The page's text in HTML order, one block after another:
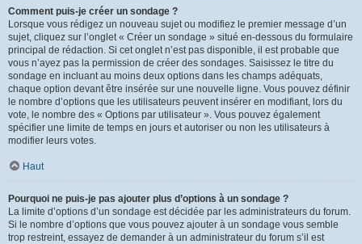
Comment puis-je créer un sondage ?
Lorsque vous rédigez un nouveau sujet ou modifiez le premier message d’un
sujet, cliquez sur l’onglet « Créer un sondage » situé en-dessous du formulaire
principal de rédaction. Si cet onglet n’est pas disponible, il est probable que
vous n’ayez pas la permission de créer des sondages. Saisissez le titre du
sondage en incluant au moins deux options dans les champs adéquats,
chaque option devant être insérée sur une nouvelle ligne. Vous pouvez définir
le nombre d’options que les utilisateurs peuvent insérer en modifiant, lors du
vote, le nombre des « Options par utilisateur ». Vous pouvez également
spécifier une limite de temps en jours et autoriser ou non les utilisateurs à
modifier leurs votes.
Haut
Pourquoi ne puis-je pas ajouter plus d’options à un sondage ?
La limite d’options d’un sondage est décidée par les administrateurs du forum.
Si le nombre d’options que vous pouvez ajouter à un sondage vous semble
trop restreint, essayez de demander à un administrateur du forum s’il est